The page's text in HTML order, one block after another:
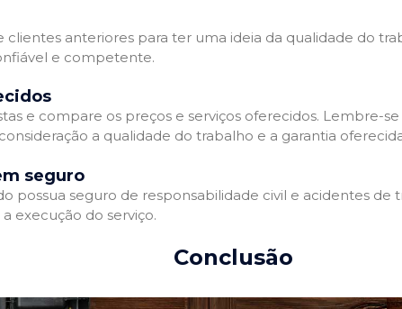
clientes anteriores para ter uma ideia da qualidade do
e competente.
e compare os preços e serviços oferecidos. Lembre-
a qualidade do trabalho e a garantia
seguro
possua seguro de responsabilidade civil e acidentes de
execução do serviço.
Conclusão